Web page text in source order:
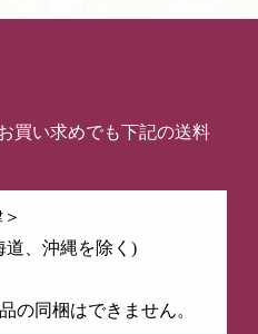
買い求めでも下記の送料
、沖縄を除く)
の同梱はできません。